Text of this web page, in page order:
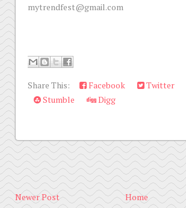
mytrendfest@gmail.com
Share This: Facebook Twitter
Stumble
Digg
Newer Post Home